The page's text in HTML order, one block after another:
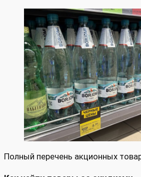
Полный перечень акционных